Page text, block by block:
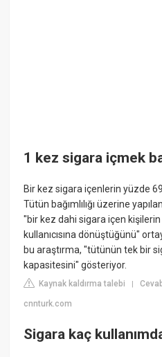
1 kez sigara içmek
Bir kez sigara içenlerin yüzde
Tütün bağımlılığı üzerine
"bir kez dahi sigara içen
kullanıcısına dönüştüğünü"
bu araştırma, "tütünün tek bir
kapasitesini" gösteriyor.
Kaynak kaldırma talebi |
cnnturk.com
Sigara kaç